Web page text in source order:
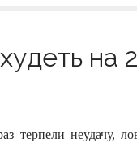
на
терпели неудачу,